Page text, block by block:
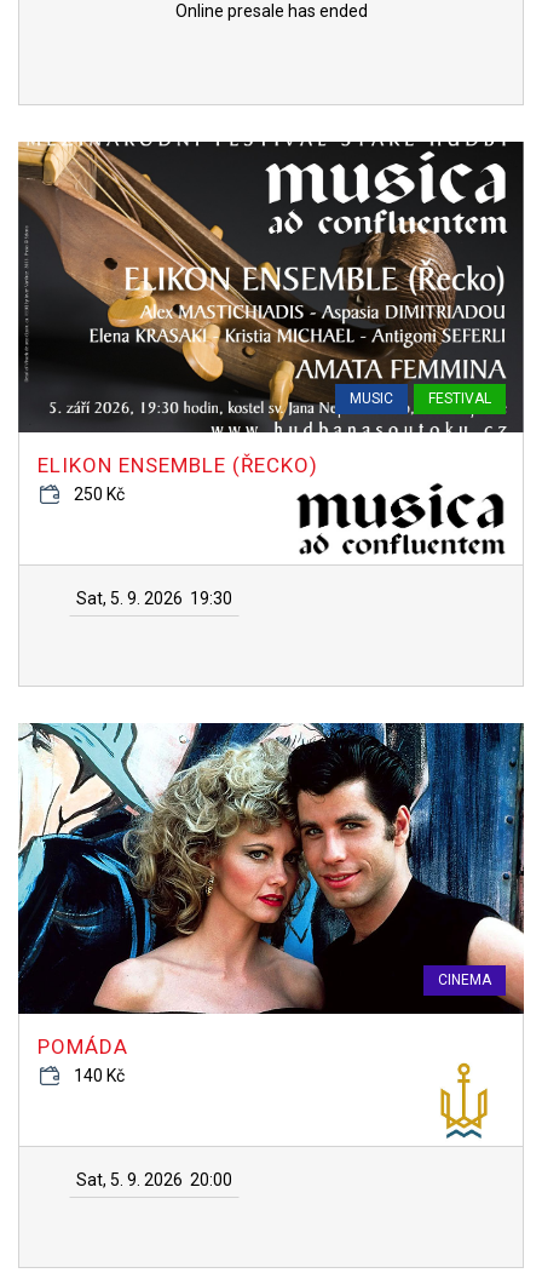
Online presale has ended
MUSIC FESTIVAL
ELIKON ENSEMBLE (ŘECKO)
250 Kč
Sat, 5. 9. 2026 19:30
CINEMA
POMÁDA
140 Kč
Sat, 5. 9. 2026 20:00